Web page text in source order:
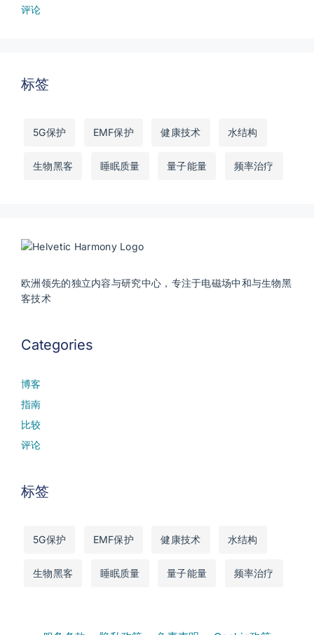
评论
标签
5G保护 EMF保护 健康技术 水结构
生物黑客 睡眠质量 量子能量 频率治疗
欧洲领先的独立内容与研究中心，专注于电磁场中和与生物黑
客技术
Categories
博客
指南
比较
评论
标签
5G保护 EMF保护 健康技术 水结构
生物黑客 睡眠质量 量子能量 频率治疗